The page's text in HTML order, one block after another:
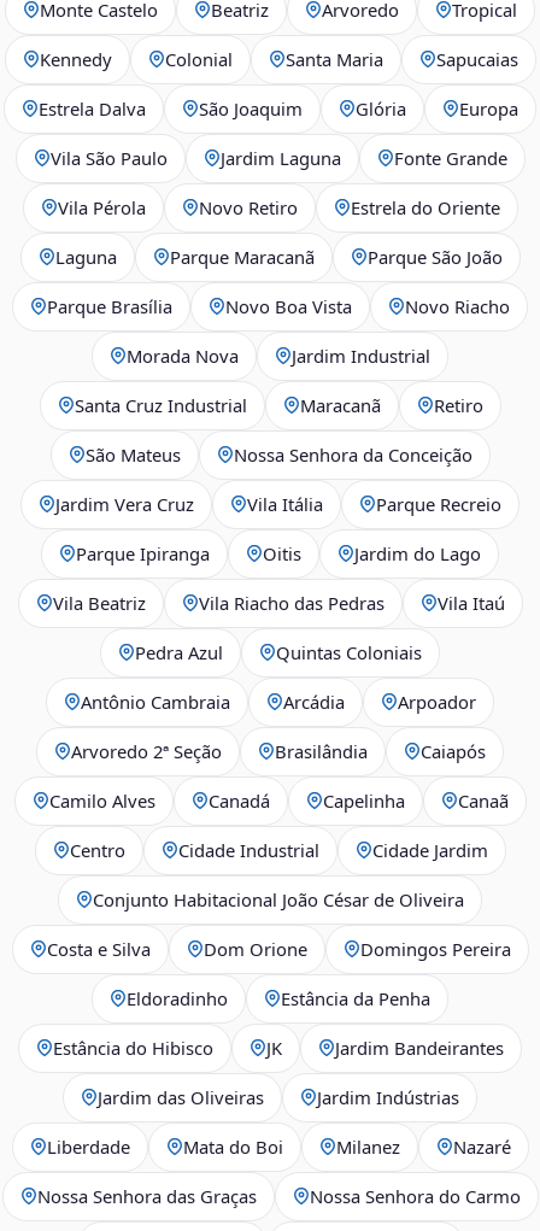
Monte Castelo Beatriz Arvoredo Tropical
Kennedy Colonial Santa Maria Sapucaias
Estrela Dalva São Joaquim Glória Europa
Vila São Paulo Jardim Laguna Fonte Grande
Vila Pérola Novo Retiro Estrela do Oriente
Laguna Parque Maracanã Parque São João
Parque Brasília Novo Boa Vista Novo Riacho
Morada Nova Jardim Industrial
Santa Cruz Industrial Maracanã Retiro
São Mateus Nossa Senhora da Conceição
Jardim Vera Cruz Vila Itália Parque Recreio
Parque Ipiranga Oitis Jardim do Lago
Vila Beatriz Vila Riacho das Pedras Vila Itaú
Pedra Azul Quintas Coloniais
Antônio Cambraia Arcádia Arpoador
Arvoredo 2ª Seção Brasilândia Caiapós
Camilo Alves Canadá Capelinha Canaã
Centro Cidade Industrial Cidade Jardim
Conjunto Habitacional João César de Oliveira
Costa e Silva Dom Orione Domingos Pereira
Eldoradinho Estância da Penha
Estância do Hibisco JK Jardim Bandeirantes
Jardim das Oliveiras Jardim Indústrias
Liberdade Mata do Boi Milanez Nazaré
Nossa Senhora das Graças Nossa Senhora do Carmo